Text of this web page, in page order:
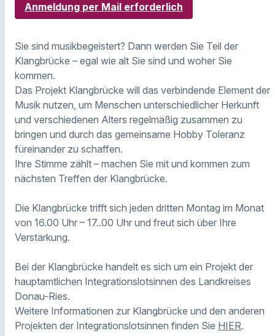
Anmeldung per Mail erforderlich
Sie sind musikbegeistert? Dann werden Sie Teil der
Klangbrücke – egal wie alt Sie sind und woher Sie
kommen.
Das Projekt Klangbrücke will das verbindende Element der
Musik nutzen, um Menschen unterschiedlicher Herkunft
und verschiedenen Alters regelmäßig zusammen zu
bringen und durch das gemeinsame Hobby Toleranz
füreinander zu schaffen.
Ihre Stimme zählt – machen Sie mit und kommen zum
nächsten Treffen der Klangbrücke.
Die Klangbrücke trifft sich jeden dritten Montag im Monat
von 16.00 Uhr – 17..00 Uhr und freut sich über Ihre
Verstärkung.
Bei der Klangbrücke handelt es sich um ein Projekt der
hauptamtlichen Integrationslotsinnen des Landkreises
Donau-Ries.
Weitere Informationen zur Klangbrücke und den anderen
Projekten der Integrationslotsinnen finden Sie HIER.